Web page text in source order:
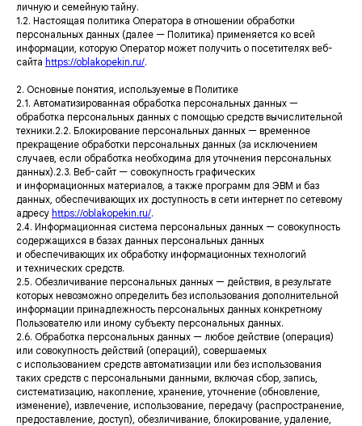
личную и семейную тайну.
1.2. Настоящая политика Оператора в отношении обработки
персональных данных (далее — Политика) применяется ко всей
информации, которую Оператор может получить о посетителях веб-
сайта https://oblakopekin.ru/.
2. Основные понятия, используемые в Политике
2.1. Автоматизированная обработка персональных данных —
обработка персональных данных с помощью средств вычислительной
техники.2.2. Блокирование персональных данных — временное
прекращение обработки персональных данных (за исключением
случаев, если обработка необходима для уточнения персональных
данных).2.3. Веб-сайт — совокупность графических
и информационных материалов, а также программ для ЭВМ и баз
данных, обеспечивающих их доступность в сети интернет по сетевому
адресу https://oblakopekin.ru/.
2.4. Информационная система персональных данных — совокупность
содержащихся в базах данных персональных данных
и обеспечивающих их обработку информационных технологий
и технических средств.
2.5. Обезличивание персональных данных — действия, в результате
которых невозможно определить без использования дополнительной
информации принадлежность персональных данных конкретному
Пользователю или иному субъекту персональных данных.
2.6. Обработка персональных данных — любое действие (операция)
или совокупность действий (операций), совершаемых
с использованием средств автоматизации или без использования
таких средств с персональными данными, включая сбор, запись,
систематизацию, накопление, хранение, уточнение (обновление,
изменение), извлечение, использование, передачу (распространение,
предоставление, доступ), обезличивание, блокирование, удаление,